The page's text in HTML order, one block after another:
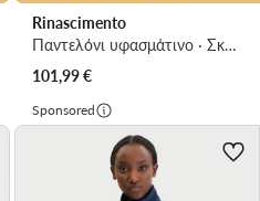
Rinascimento
Παντελόνι υφασμάτινο · Σκούρο μπλε · Regular Fit
101,99€
Sponsored